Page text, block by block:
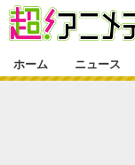
ホーム ニュース